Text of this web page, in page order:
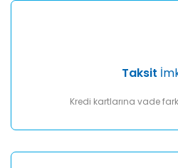
Taksit
Kredi kartlarına vade